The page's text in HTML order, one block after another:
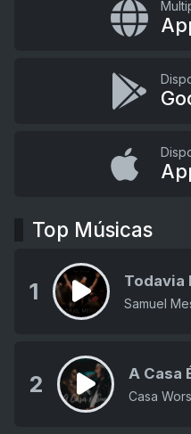
Top Músicas
1 Todavia
Samuel
2 A Casa
Casa